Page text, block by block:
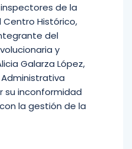
de la
Centro Histórico,
del
y
Galarza López,
su inconformidad
la gestión de la